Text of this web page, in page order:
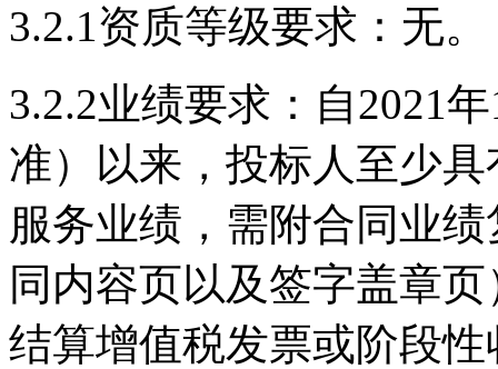
3.2.1资质等级要求：无。
3.2.2业绩要求：自2021
准）以来，投标人至少
服务业绩，需附合同业
同内容页以及签字盖章
结算增值税发票或阶段